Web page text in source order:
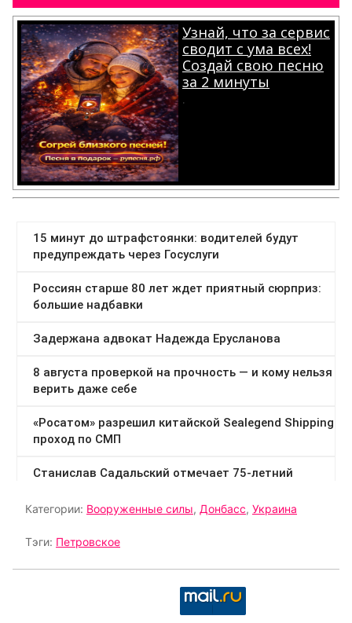
Узнай, что за сервис
сводит с ума всех!
Создай свою песню
за 2 минуты
.
Категории: Вооруженные силы, Донбасс, Украина
Тэги: Петровское